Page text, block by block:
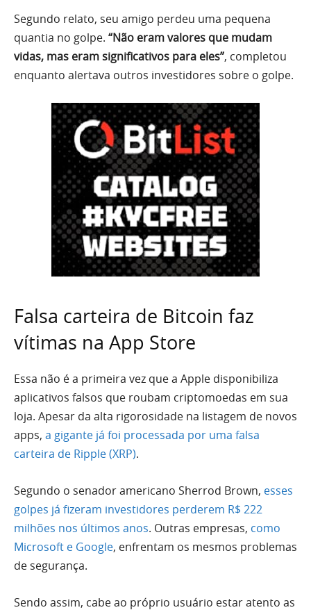
Segundo relato, seu amigo perdeu uma pequena
quantia no golpe. “Não eram valores que mudam
vidas, mas eram significativos para eles”, completou
enquanto alertava outros investidores sobre o golpe.
Falsa carteira de Bitcoin faz
vítimas na App Store
Essa não é a primeira vez que a Apple disponibiliza
aplicativos falsos que roubam criptomoedas em sua
loja. Apesar da alta rigorosidade na listagem de novos
apps, a gigante já foi processada por uma falsa
carteira de Ripple (XRP).
Segundo o senador americano Sherrod Brown, esses
golpes já fizeram investidores perderem R$ 222
milhões nos últimos anos. Outras empresas, como
Microsoft e Google, enfrentam os mesmos problemas
de segurança.
Sendo assim, cabe ao próprio usuário estar atento as